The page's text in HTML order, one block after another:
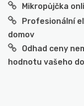
Mikropůjčka
Profesionální
domov
Odhad ceny
hodnotu vašeho